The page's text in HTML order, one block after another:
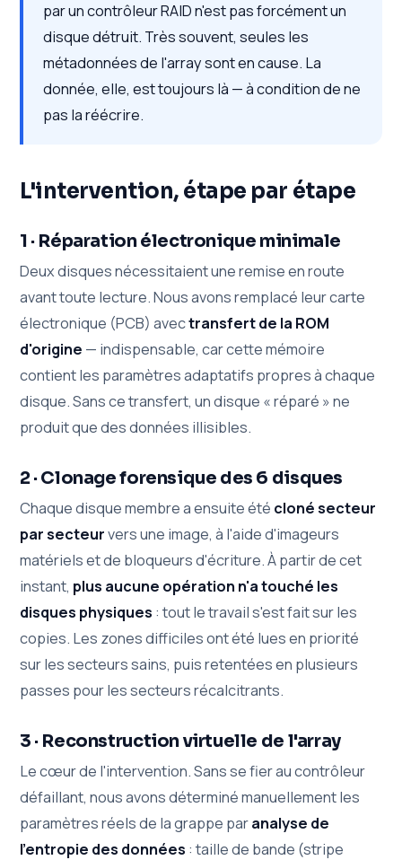
par un contrôleur RAID n'est pas forcément un
disque détruit. Très souvent, seules les
métadonnées de l'array sont en cause. La
donnée, elle, est toujours là — à condition de ne
pas la réécrire.
L'intervention, étape par étape
1 · Réparation électronique minimale
Deux disques nécessitaient une remise en route
avant toute lecture. Nous avons remplacé leur carte
électronique (PCB) avectransfert de la ROM
d'origine — indispensable, car cette mémoire
contient les paramètres adaptatifs propres à chaque
disque. Sans ce transfert, un disque « réparé » ne
produit que des données illisibles.
2 · Clonage forensique des 6 disques
Chaque disque membre a ensuite été cloné secteur
par secteurvers une image, à l'aide d'imageurs
matériels et de bloqueurs d'écriture. À partir de cet
instant, plus aucune opération n'a touché les
disques physiques : tout le travail s'est fait sur les
copies. Les zones difficiles ont été lues en priorité
sur les secteurs sains, puis retentées en plusieurs
passes pour les secteurs récalcitrants.
3 · Reconstruction virtuelle de l'array
Le cœur de l'intervention. Sans se fier au contrôleur
défaillant, nous avons déterminé manuellement les
paramètres réels de la grappe paranalyse de
l'entropie des données : taille de bande (stripe